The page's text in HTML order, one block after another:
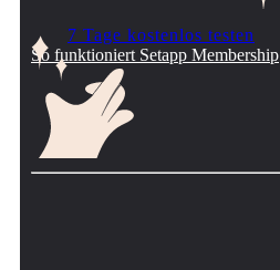
7 Tage kostenlos testen
So funktioniert Setapp Membership